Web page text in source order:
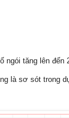
ngói tăng lên đến
là sơ sót trong